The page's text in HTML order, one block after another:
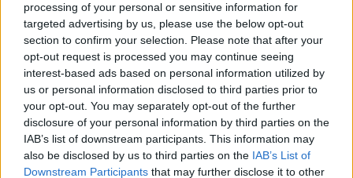
processing of your personal or sensitive information for
targeted advertising by us, please use the below opt-out
section to confirm your selection. Please note that after your
opt-out request is processed you may continue seeing
interest-based ads based on personal information utilized by
us or personal information disclosed to third parties prior to
your opt-out. You may separately opt-out of the further
disclosure of your personal information by third parties on the
IAB’s list of downstream participants. This information may
also be disclosed by us to third parties on the IAB’s List of
Downstream Participants that may further disclose it to other
2000 /2000
Υποβολή σχολίου
Όροι Χρήσης
. Το site προστατεύεται από reCAPTCHA, ισχύουν
Πολιτική Απορρήτου&Όροι Χρήσης της Google.
Media
ΓΙΑΝΝΗΣ ΤΣΙΜΙΤΣΕΛΗΣ